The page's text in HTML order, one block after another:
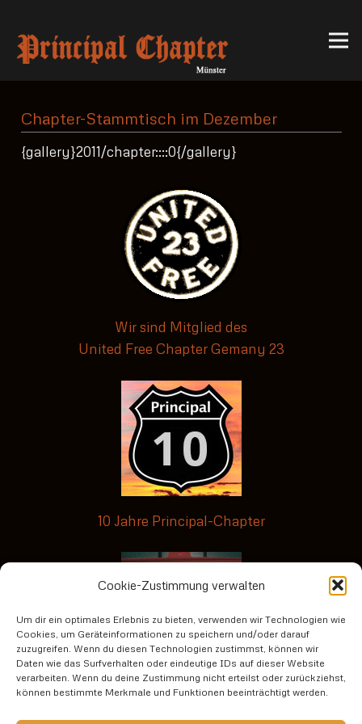
Cookie-Zustimmung verwalten
Um dir ein optimales Erlebnis zu bieten, verwenden wir Technologien wie
Cookies, um Geräteinformationen zu speichern und/oder darauf
zuzugreifen. Wenn du diesen Technologien zustimmst, können wir
Daten wie das Surfverhalten oder eindeutige IDs auf dieser Website
verarbeiten. Wenn du deine Zustimmung nicht erteilst oder zurückziehst,
können bestimmte Merkmale und Funktionen beeinträchtigt werden.
Chapter-Stammtisch im Dezember
{gallery}2011/chapter::::0{/gallery}
Wir sind Mitglied des
United Free Chapter Gemany 23
10 Jahre Principal-Chapter
No risk no fun3